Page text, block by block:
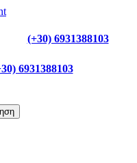
(+30) 6931388103
6931388103